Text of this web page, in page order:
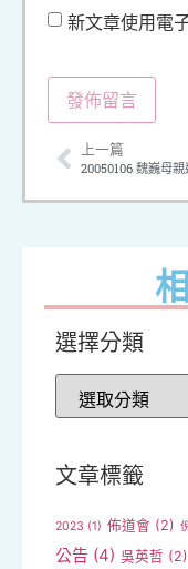
新文章使用電
上一篇
20050106 魏巍母
選擇分類
文章標籤
2023 (1) 佈道會 (2)
公告 (4) 吳英哲 (2)